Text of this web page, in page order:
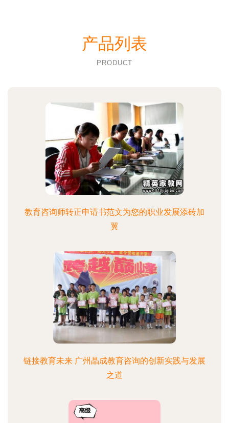
产品列表
PRODUCT
教育咨询师转正申请书范文为您的职业发展添砖加
翼
链接教育未来 广州晶成教育咨询的创新实践与发展
之道